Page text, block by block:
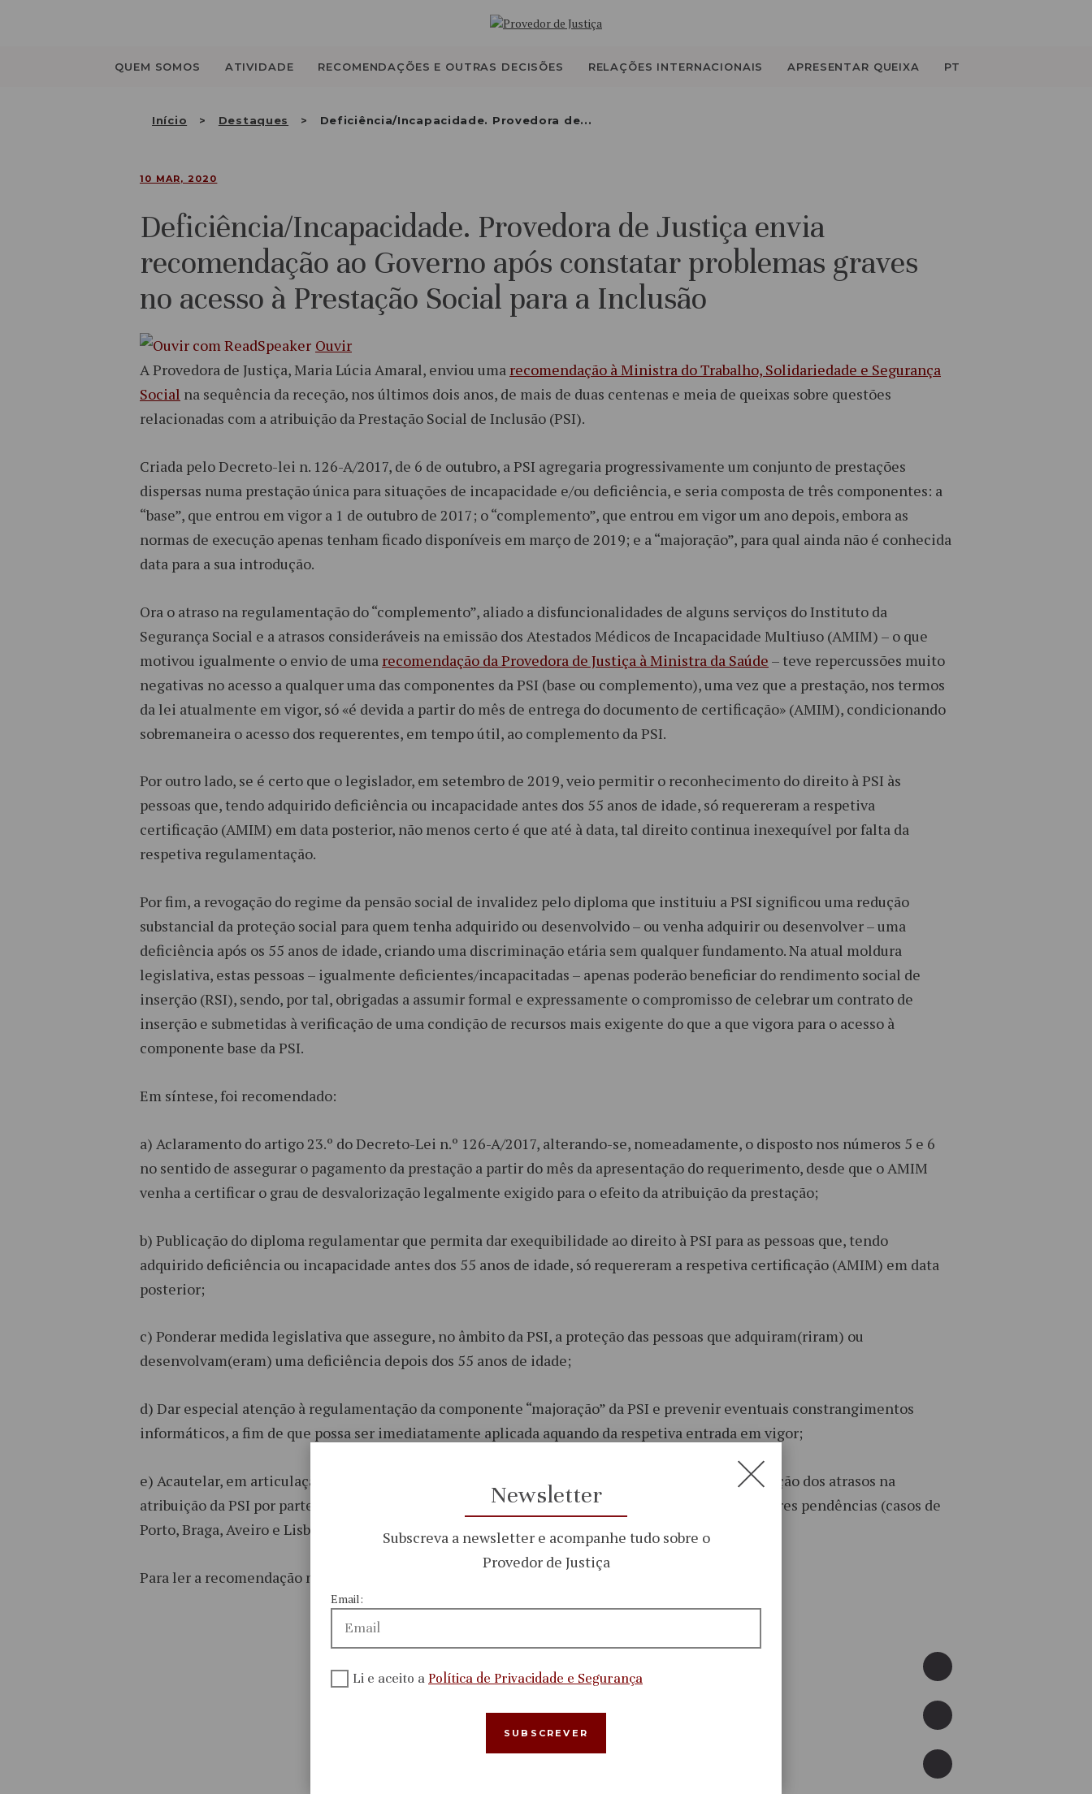
QUEM SOMOS ATIVIDADE RECOMENDAÇÕES E OUTRAS DECISÕES RELAÇÕES INTERNACIONAIS APRESENTAR QUEIXA PT
Início Destaques Deficiência/Incapacidade. Provedora de...
QUEM SOMOS
ATIVIDADE
RECOMENDAÇÕES E
RELAÇÕES
INTERNACIONAIS
APRESENTAR QUEIXA
10 MAR, 2020
Deficiência/Incapacidade. Provedora de Justiça envia
recomendação ao Governo após constatar problemas graves
no acesso à Prestação Social para a Inclusão
Ouvir
A Provedora de Justiça, Maria Lúcia Amaral, enviou uma recomendação à Ministra do Trabalho, Solidariedade e Segurança
Social na sequência da receção, nos últimos dois anos, de mais de duas centenas e meia de queixas sobre questões
relacionadas com a atribuição da Prestação Social de Inclusão (PSI).
Criada pelo Decreto-lei n. 126-A/2017, de 6 de outubro, a PSI agregaria progressivamente um conjunto de prestações
dispersas numa prestação única para situações de incapacidade e/ou deficiência, e seria composta de três componentes: a
“base”, que entrou em vigor a 1 de outubro de 2017; o “complemento”, que entrou em vigor um ano depois, embora as
normas de execução apenas tenham ficado disponíveis em março de 2019; e a “majoração”, para qual ainda não é conhecida
data para a sua introdução.
Ora o atraso na regulamentação do “complemento”, aliado a disfuncionalidades de alguns serviços do Instituto da
Segurança Social e a atrasos consideráveis na emissão dos Atestados Médicos de Incapacidade Multiuso (AMIM) – o que
motivou igualmente o envio de uma recomendação da Provedora de Justiça à Ministra da Saúde – teve repercussões muito
negativas no acesso a qualquer uma das componentes da PSI (base ou complemento), uma vez que a prestação, nos termos
da lei atualmente em vigor, só «é devida a partir do mês de entrega do documento de certificação» (AMIM), condicionando
sobremaneira o acesso dos requerentes, em tempo útil, ao complemento da PSI.
Por outro lado, se é certo que o legislador, em setembro de 2019, veio permitir o reconhecimento do direito à PSI às
pessoas que, tendo adquirido deficiência ou incapacidade antes dos 55 anos de idade, só requereram a respetiva
certificação (AMIM) em data posterior, não menos certo é que até à data, tal direito continua inexequível por falta da
respetiva regulamentação.
Por fim, a revogação do regime da pensão social de invalidez pelo diploma que instituiu a PSI significou uma redução
substancial da proteção social para quem tenha adquirido ou desenvolvido – ou venha adquirir ou desenvolver – uma
deficiência após os 55 anos de idade, criando uma discriminação etária sem qualquer fundamento. Na atual moldura
legislativa, estas pessoas – igualmente deficientes/incapacitadas – apenas poderão beneficiar do rendimento social de
inserção (RSI), sendo, por tal, obrigadas a assumir formal e expressamente o compromisso de celebrar um contrato de
inserção e submetidas à verificação de uma condição de recursos mais exigente do que a que vigora para o acesso à
componente base da PSI.
Em síntese, foi recomendado:
a) Aclaramento do artigo 23.º do Decreto-Lei n.º 126-A/2017, alterando-se, nomeadamente, o disposto nos números 5 e 6
no sentido de assegurar o pagamento da prestação a partir do mês da apresentação do requerimento, desde que o AMIM
venha a certificar o grau de desvalorização legalmente exigido para o efeito da atribuição da prestação;
b) Publicação do diploma regulamentar que permita dar exequibilidade ao direito à PSI para as pessoas que, tendo
adquirido deficiência ou incapacidade antes dos 55 anos de idade, só requereram a respetiva certificação (AMIM) em data
posterior;
c) Ponderar medida legislativa que assegure, no âmbito da PSI, a proteção das pessoas que adquiram(riram) ou
desenvolvam(eram) uma deficiência depois dos 55 anos de idade;
d) Dar especial atenção à regulamentação da componente “majoração” da PSI e prevenir eventuais constrangimentos
informáticos, a fim de que possa ser imediatamente aplicada aquando da respetiva entrada em vigor;
e) Acautelar, em articulação com o Conselho Diretivo do Instituto da Segurança Social, IP, a situação dos atrasos na
atribuição da PSI por parte dos centros distritais, nomeadamente naqueles que apresentam maiores pendências (casos de
Porto, Braga, Aveiro e Lisboa).
Para ler a recomendação na íntegra clique
Newsletter
Subscreva a newsletter e acompanhe tudo sobre o
Provedor de Justiça
Email:
Li e aceito a Política de Privacidade e Segurança